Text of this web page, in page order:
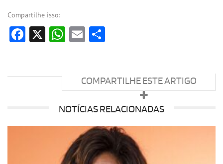
Compartilhe isso:
Facebook
X WhatsApp
Email
COMPARTILHE ESTE ARTIGO
NOTÍCIAS RELACIONADAS